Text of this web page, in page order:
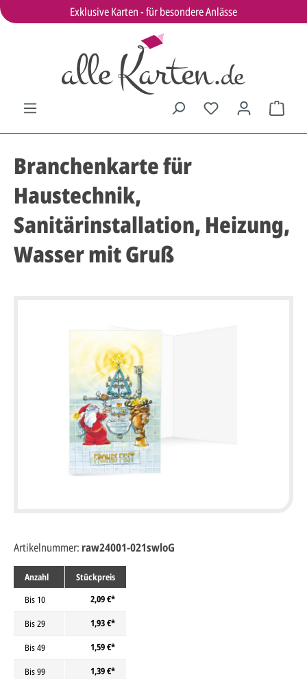
Exklusive Karten - für besondere Anlässe
Branchenkarte für
Haustechnik,
Sanitärinstallation, Heizung,
Wasser mit Gruß
Anzahl
Stückpreis
Bis 10
2,09 €*
Bis29
1,93 €*
Bis49
1,59 €*
Bis99
1,39 €*
Artikelnummer: raw24001-021swloG